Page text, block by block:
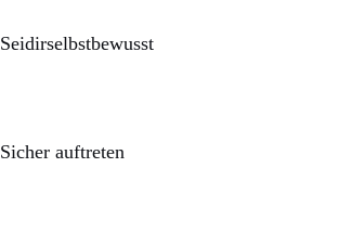
Seidirselbstbewusst
Sicher auftreten